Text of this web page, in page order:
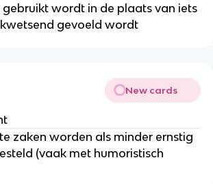
wordt in de plaats van iets
gevoeld wordt
New cards
zaken worden als minder ernstig
(vaak met humoristisch